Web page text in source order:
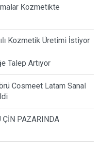
Kozmetikte
Kozmetik Üretimi İstiyor
Talep Artıyor
Cosmeet Latam Sanal
ÇİN PAZARINDA